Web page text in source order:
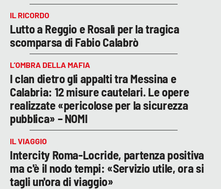
IL RICORDO
Lutto a Reggio e Rosalì per la tragica
scomparsa di Fabio Calabrò
L’OMBRA DELLA MAFIA
I clan dietro gli appalti tra Messina e
Calabria: 12 misure cautelari. Le opere
realizzate «pericolose per la sicurezza
pubblica» – NOMI
IL VIAGGIO
Intercity Roma-Locride, partenza positiva
ma c'è il nodo tempi: «Servizio utile, ora si
tagli un'ora di viaggio»